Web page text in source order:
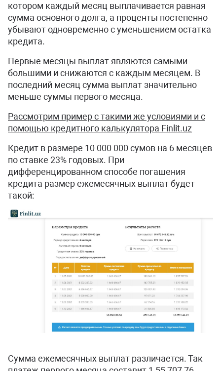
котором каждый месяц выплачивается равная
сумма основного долга, а проценты постепенно
убывают одновременно с уменьшением остатка
кредита.
Первые месяцы выплат являются самыми
большими и снижаются с каждым месяцем. В
последний месяц сумма выплат значительно
меньше суммы первого месяца.
Рассмотрим пример с такими же условиями и с
помощью кредитного калькулятора Finlit.uz
Кредит в размере 10 000 000 сумов на 6 месяцев
по ставке 23% годовых. При
дифференцированном способе погашения
кредита размер ежемесячных выплат будет
такой:
Сумма ежемесячных выплат различается. Так